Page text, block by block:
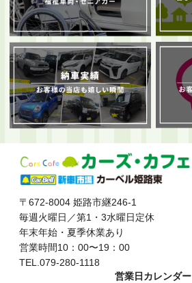
〒672-8004 姫路市継246-1
毎週火曜日／第1・3水曜日定休
年末年始・夏季休業あり
営業時間10：00〜19：00
TEL.079-280-1118
営業日カレンダー